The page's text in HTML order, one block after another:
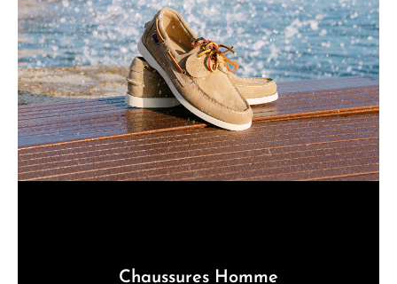
Chaussures Homme